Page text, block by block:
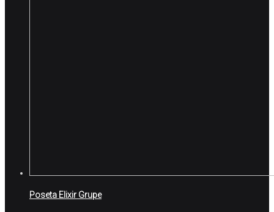
Poseta Elixir Grupe